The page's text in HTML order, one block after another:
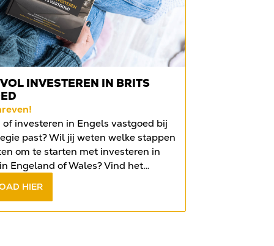
INVESTEREN IN BRITS
of investeren in Engels vastgoed bij
past? Wil jij weten welke stappen
om te starten met investeren in
Engeland of Wales? Vind het
.
HIER